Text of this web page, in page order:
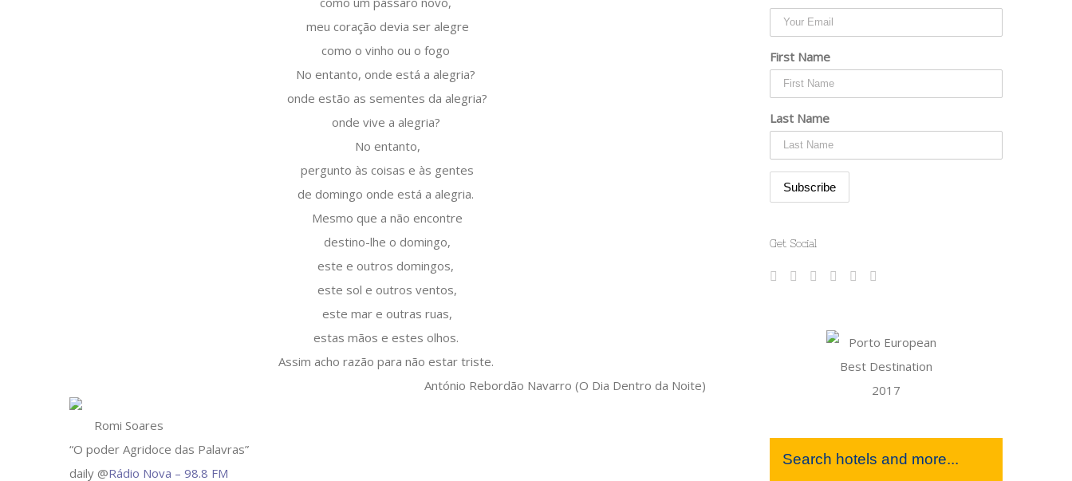
meu coração devia ser alegre
como o vinho ou o fogo
No entanto, onde está a alegria?
onde estão as sementes da alegria?
onde vive a alegria?
No entanto,
pergunto às coisas e às gentes
de domingo onde está a alegria.
Mesmo que a não encontre
destino-lhe o domingo,
este e outros domingos,
este sol e outros ventos,
este mar e outras ruas,
estas mãos e estes olhos.
Assim acho razão para não estar triste.
António Rebordão Navarro (O Dia Dentro da Noite)
Romi Soares
“O poder Agridoce das Palavras”
daily @Rádio Nova – 98.8 FM
First Name
Last Name
Get Social
Search hotels and more...